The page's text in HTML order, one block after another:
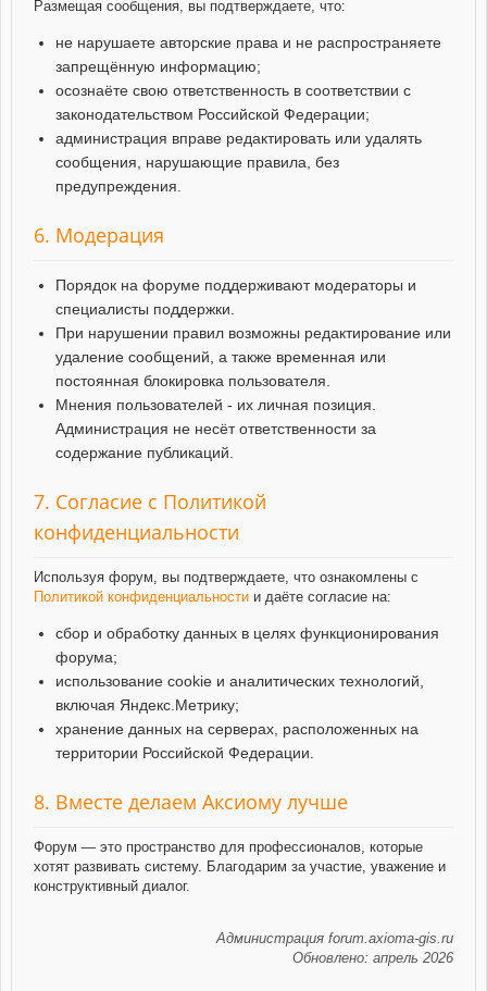
Размещая сообщения, вы подтверждаете, что:
не нарушаете авторские права и не распространяете
запрещённую информацию;
осознаёте свою ответственность в соответствии с
законодательством Российской Федерации;
администрация вправе редактировать или удалять
сообщения, нарушающие правила, без
предупреждения.
6. Модерация
Порядок на форуме поддерживают модераторы и
специалисты поддержки.
При нарушении правил возможны редактирование или
удаление сообщений, а также временная или
постоянная блокировка пользователя.
Мнения пользователей - их личная позиция.
Администрация не несёт ответственности за
содержание публикаций.
7. Согласие с Политикой
конфиденциальности
Используя форум, вы подтверждаете, что ознакомлены с
Политикой конфиденциальности и даёте согласие на:
сбор и обработку данных в целях функционирования
форума;
использование cookie и аналитических технологий,
включая Яндекс.Метрику;
хранение данных на серверах, расположенных на
территории Российской Федерации.
8. Вместе делаем Аксиому лучше
Форум — это пространство для профессионалов, которые
хотят развивать систему. Благодарим за участие, уважение и
конструктивный диалог.
Администрация forum.axioma-gis.ru
Обновлено: апрель 2026